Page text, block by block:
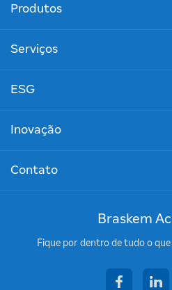
Produtos
Serviços
ESG
Inovação
Contato
Braskem
Fique por dentro de tudo o que
facebook